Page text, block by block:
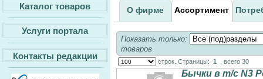
Каталог товаров
Услуги портала
Контакты редакции
О фирме Ассортимент
Показать только:
товаров
строк. Страницы: 1 , всего 30
Бычки в т/с N3